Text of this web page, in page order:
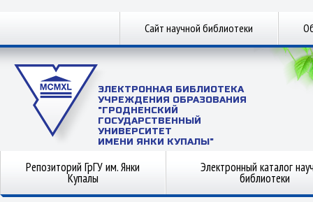
Сайт научной библиотеки
ЭЛЕКТРОННАЯ БИБЛИОТЕКА
УЧРЕЖДЕНИЯ ОБРАЗОВАНИЯ
"ГРОДНЕНСКИЙ
ГОСУДАРСТВЕННЫЙ
УНИВЕРСИТЕТ
ИМЕНИ ЯНКИ КУПАЛЫ"
Репозиторий ГрГУ им. Янки
Купалы
Электронный каталог
библиотеки